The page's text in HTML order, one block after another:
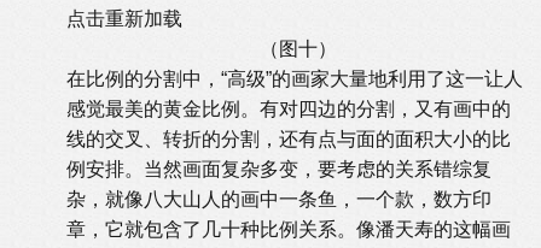
点击重新加载
（图十）
在比例的分割中，“高级”的画家大量地利用了这一让人
感觉最美的黄金比例。有对四边的分割，又有画中的
线的交叉、转折的分割，还有点与面的面积大小的比
例安排。当然画面复杂多变，要考虑的关系错综复
杂，就像八大山人的画中一条鱼，一个款，数方印
章，它就包含了几十种比例关系。像潘天寿的这幅画